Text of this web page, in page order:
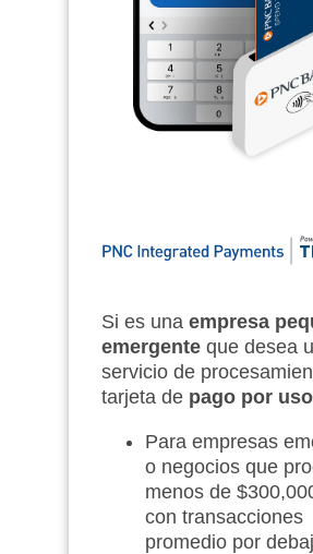
Si es una empresa
emergente que desea
servicio de
tarjeta de pago por uso
Para empresas
o negocios que
menos de
con transacciones
promedio por